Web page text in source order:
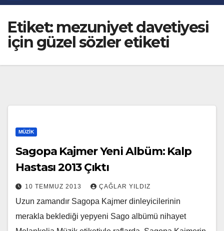
Etiket: mezuniyet davetiyesi
için güzel sözler etiketi
MÜZIK
Sagopa Kajmer Yeni Albüm: Kalp
Hastası 2013 Çıktı
10 TEMMUZ 2013 ÇAĞLAR YILDIZ
Uzun zamandır Sagopa Kajmer dinleyicilerinin
merakla beklediği yepyeni Sago albümü nihayet